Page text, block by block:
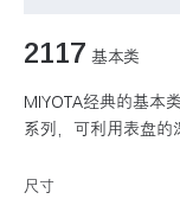
2117 基本类
MIYOTA经典的基本
系列，可利用表盘的
尺寸